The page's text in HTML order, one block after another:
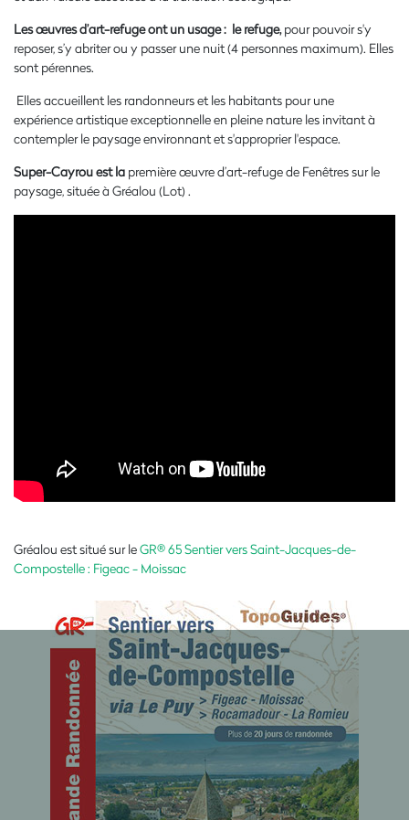
Les œuvres d’art-refuge ont un usage : le refuge,pour pouvoir s'y
reposer, s’y abriter ou y passer une nuit (4 personnes maximum). Elles
sont pérennes.
Elles accueillent les randonneurs et les habitants pour une
expérience artistique exceptionnelle en pleine nature les invitant à
contempler le paysage environnant et s'approprier l'espace.
Super-Cayrou est la première œuvre d’art-refuge de Fenêtres sur le
paysage, située à Gréalou (Lot) .
Gréalou est situé sur leGR® 65 Sentier vers Saint-Jacques-de-
Compostelle : Figeac - Moissac